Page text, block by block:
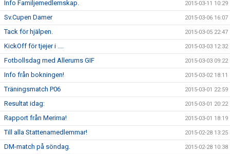
Info Familjemedlemskap. 2015-03-11 10:29
Sv.Cupen Damer 2015-03-06 16:07
Tack för hjälpen. 2015-03-05 22:47
KickOff för tjejer i .... 2015-03-03 12:32
Fotbollsdag med Allerums GIF 2015-03-03 09:22
Info från bokningen! 2015-03-02 18:11
Träningsmatch P06 2015-03-01 22:59
Resultat idag: 2015-03-01 20:22
Rapport från Merima! 2015-03-01 18:19
Till alla Stattenamedlemmar! 2015-02-28 13:25
DM-match på söndag. 2015-02-28 10:38